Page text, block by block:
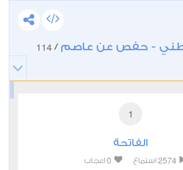
- حفص عن عاصم /
114
1
الفاتحة
2574 استماع 0 اعجاب